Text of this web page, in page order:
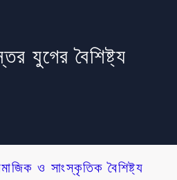
যুগের বৈশিষ্ট্য
ও সাংস্কৃতিক বৈশিষ্ট্য